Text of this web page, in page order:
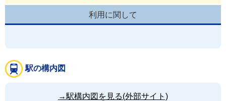
利用に関して
駅の構内図
→駅構内図を見る(外部サイト)